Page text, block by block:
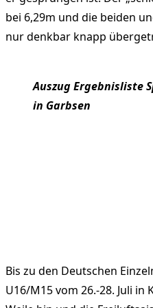
bei 6,29m und die beiden
nur denkbar knapp
Auszug Ergebnisliste
in Garbsen
Bis zu den Deutschen
U16/M15 vom 26.-28. Juli in